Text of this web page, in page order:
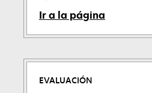
Ir a la página
EVALUACIÓN